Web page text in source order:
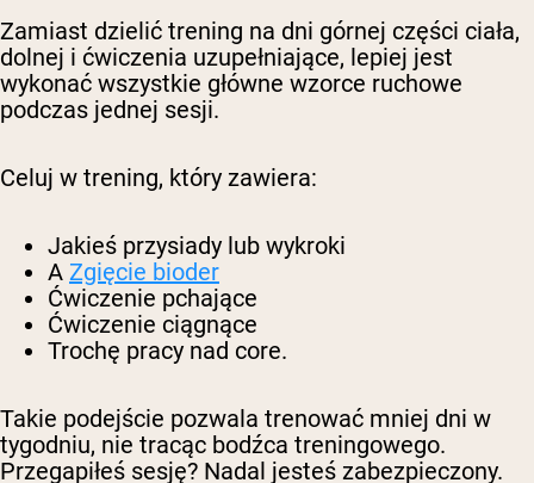
Zamiast dzielić trening na dni górnej części ciała,
dolnej i ćwiczenia uzupełniające, lepiej jest
wykonać wszystkie główne wzorce ruchowe
podczas jednej sesji.
Celuj w trening, który zawiera:
Jakieś przysiady lub wykroki
A Zgięcie bioder
Ćwiczenie pchające
Ćwiczenie ciągnące
Trochę pracy nad core.
Takie podejście pozwala trenować mniej dni w
tygodniu, nie tracąc bodźca treningowego.
Przegapiłeś sesję? Nadal jesteś zabezpieczony.